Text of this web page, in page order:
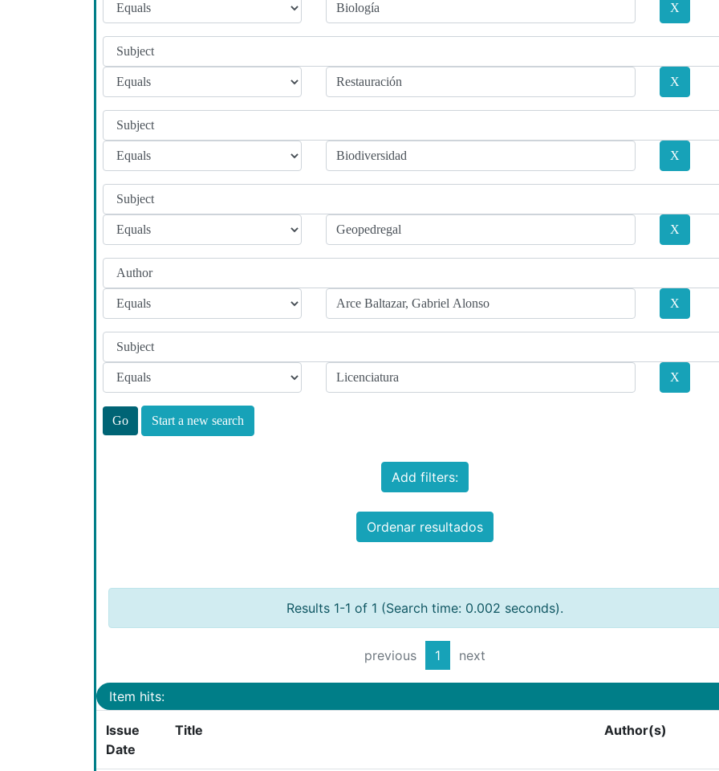
Start a new search
Add filters:
Ordenar resultados
Results 1-1 of 1 (Search time: 0.002 seconds).
previous 1 next
Item hits:
Issue
Date
Title Author(s)